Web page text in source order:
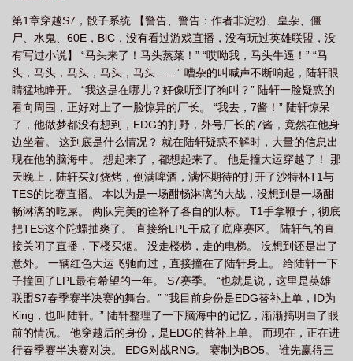
第1章穿越S7，骰子系统 【警告、警告：作者非淀粉、皇杂、僵
尸、水鬼、60E，BlC，没有看过游戏直播，没有玩过英雄联盟，没
有写过小说】 “马头来了！马头蒸菜！” “哎呦我，马头牛逼！” “马
头，马头，马头，马头，马头……” 嘈杂的叫喊声不断响起，陆轩眼
睛猛地睁开。 “我这是在哪儿？好像听到了狗叫？” 陆轩一脸疑惑的
看向周围，正好对上了一脸惊异的厂长。 “我去，7酱！” 陆轩惊呆
了，他做梦都没有想到，EDG的打野，外号厂长的7酱，竟然在他身
边坐着。 这到底是什么情况？ 就在陆轩疑惑不解时，大量的信息出
现在他的脑海中。 想起来了，都想起来了。 他是撞大运穿越了！ 那
天晚上，陆轩买好烧烤，倒满啤酒，满怀期待的打开了沙特杯T1与
TES的比赛直播。 本以为是一场酣畅淋漓的大战，没想到是一场酣
畅淋漓的吃屎。 两队完美的诠释了各自的队标。 T1手拿鞭子，彻底
把TES这个陀螺抽爽了。 直接给LPL干成了底座赛区。 陆轩气的直
接关闭了直播，下楼买烟。 没走楼梯，走的电梯。 没想到还是出了
意外。 一辆红色大运飞驰而过，直接撞在了陆轩身上。 给陆轩一下
子撞回了LPL最有希望的一年。 S7赛季。 “也就是说，这里是英雄
联盟S7春季赛半决赛的舞台。” “我目前身份是EDG替补上单，ID为
King，也叫陆轩。” 陆轩整理了一下脑海中的记忆，渐渐搞明白了眼
前的情况。 他穿越后的身份，是EDG的替补上单。 而现在，正在进
行春季赛半决赛对决。 EDG对战RNG。 赛制为BO5。 谁先赢得三